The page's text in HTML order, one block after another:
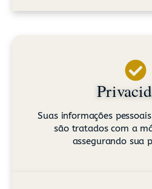
Suas informações
são tratados com a
assegurando sua